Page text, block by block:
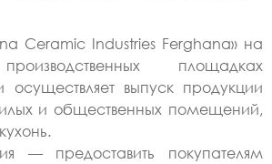
Ceramic Industries Ferghana» на
площадках
осуществляет выпуск продукции
и общественных помещений,
— предоставить покупателям